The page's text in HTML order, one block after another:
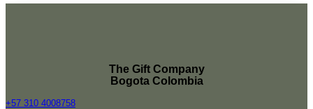
The Gift Company
Bogota Colombia
+57 310 4008758